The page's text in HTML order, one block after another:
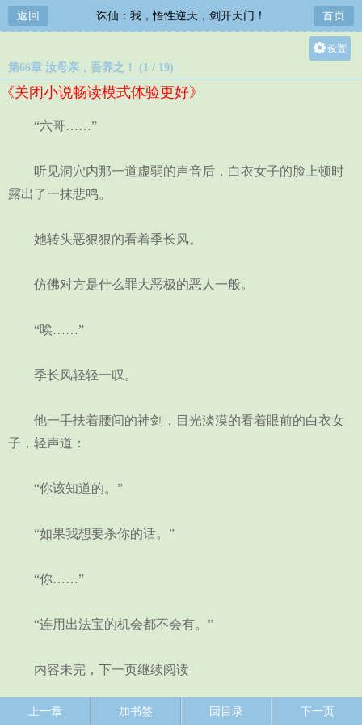
返回 诛仙：我，悟性逆天，剑开天门！ 首页
设置
第66章 汝母亲，吾养之！ (1 / 19)
《关闭小说畅读模式体验更好》
“六哥……”
听见洞穴内那一道虚弱的声音后，白衣女子的脸上顿时
露出了一抹悲鸣。
她转头恶狠狠的看着季长风。
仿佛对方是什么罪大恶极的恶人一般。
“唉……”
季长风轻轻一叹。
他一手扶着腰间的神剑，目光淡漠的看着眼前的白衣女
子，轻声道：
“你该知道的。”
“如果我想要杀你的话。”
“你……”
“连用出法宝的机会都不会有。”
内容未完，下一页继续阅读
上一章 加书签 回目录 下一页